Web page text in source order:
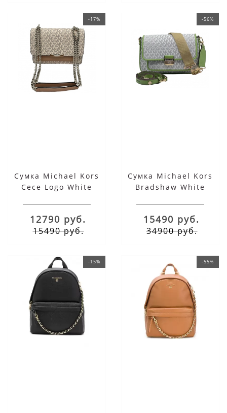
-17%
Сумка Michael Kors
Cece Logo White
12790 руб.
15490 руб.
-56%
Сумка Michael Kors
Bradshaw White
15490 руб.
34900 руб.
-15% -55%